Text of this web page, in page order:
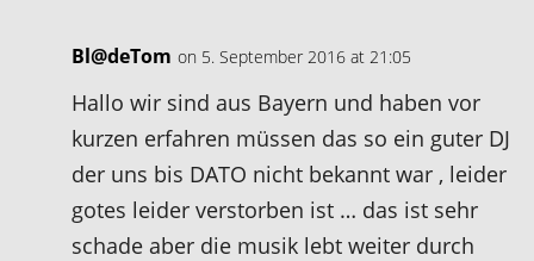
Bl@deTom on 5. September 2016 at 21:05
Hallo wir sind aus Bayern und haben vor
kurzen erfahren müssen das so ein guter DJ
der uns bis DATO nicht bekannt war , leider
gotes leider verstorben ist … das ist sehr
schade aber die musik lebt weiter durch